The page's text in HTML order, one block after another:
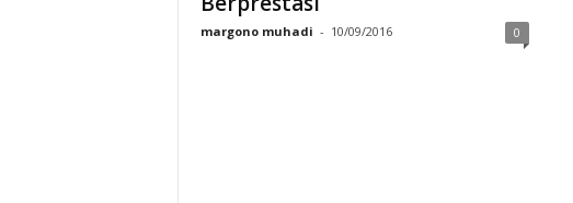
margono muhadi - 10/09/2016 0